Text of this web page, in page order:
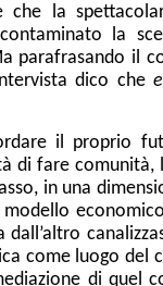
la
la
parafrasando il
dico che
il proprio
di fare comunità,
in una
come luogo del
di quel